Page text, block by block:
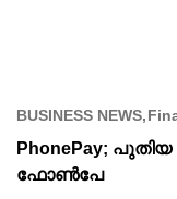
BUSINESS NEWS
PhonePay;
ഫോൺപേ